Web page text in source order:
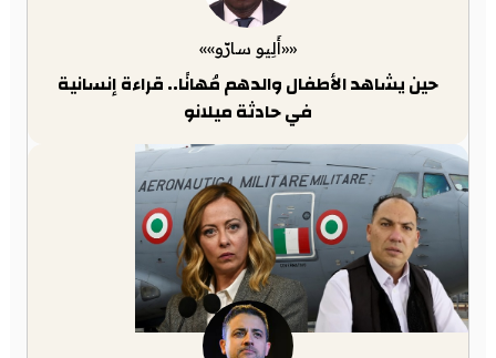
««أَلِيو سارّو»»
حين يشاهد الأطفال والدهم مُهانًا.. قراءة إنسانية
في حادثة ميلانو